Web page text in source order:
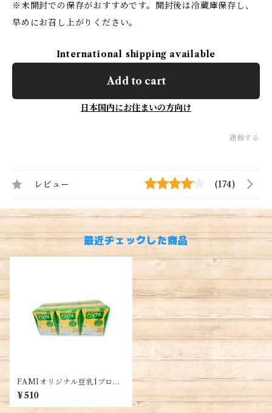
※未開封での保存がおすすめです。開封後は冷蔵庫保存し、
早めにお召し上がりください。
International shipping available
Add to cart
日本国内にお住まいの方向け
通報する
レビュー (174)
最近チェックした商品
FAMIオリジナル豆乳1ブロッ
ク・FAMI Original Soy Mil
k・Fami Nguyên Chất
¥510